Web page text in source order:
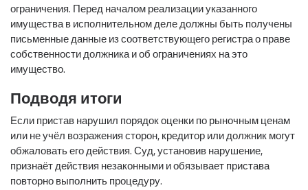
ограничения. Перед началом реализации указанного
имущества в исполнительном деле должны быть получены
письменные данные из соответствующего регистра о праве
собственности должника и об ограничениях на это
имущество.
Подводя итоги
Если пристав нарушил порядок оценки по рыночным ценам
или не учёл возражения сторон, кредитор или должник могут
обжаловать его действия. Суд, установив нарушение,
признаёт действия незаконными и обязывает пристава
повторно выполнить процедуру.